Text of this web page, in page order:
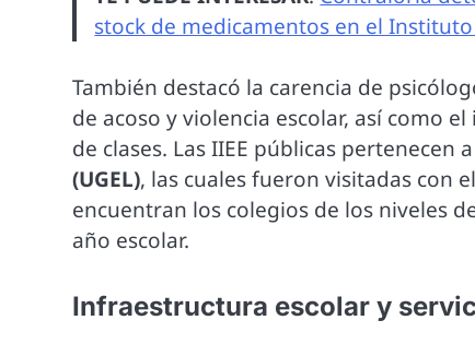
stock de medicamentos en el
También destacó la carencia de
de acoso y violencia escolar, así como
de clases. Las IIEE públicas pertenecen
(UGEL), las cuales fueron visitadas con
encuentran los colegios de los niveles
año escolar.
Infraestructura escolar y